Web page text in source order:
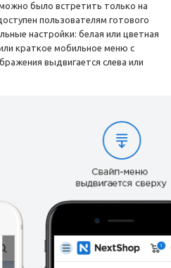
было встретить только на
пользователям готового
настройки: белая или цветная
краткое мобильное меню с
выдвигается слева или